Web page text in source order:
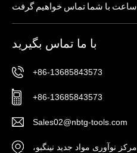
با ما تماس بگیرید
+86-13685843573
+86-13685843573
Sales02@nbtg-tools.com
مرکز نوآوری مواد جدید نینگبو،